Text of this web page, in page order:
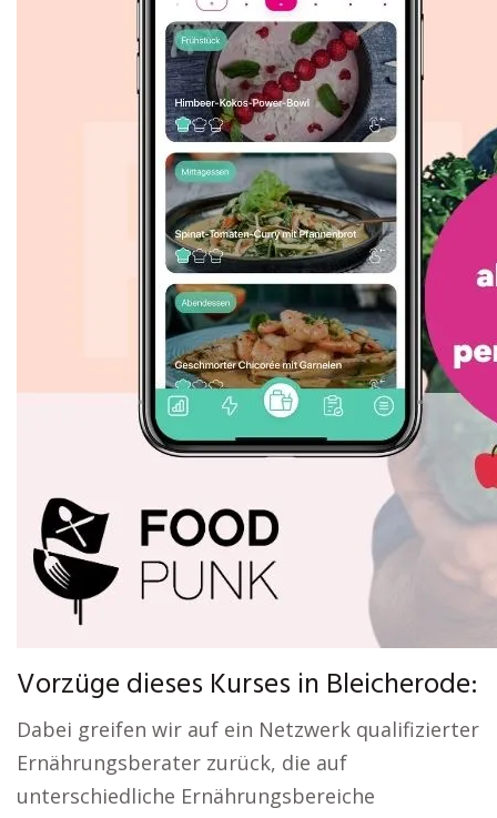
Vorzüge dieses Kurses in Bleicherode:
Dabei greifen wir auf ein Netzwerk qualifizierter
Ernährungsberater zurück, die auf
unterschiedliche Ernährungsbereiche